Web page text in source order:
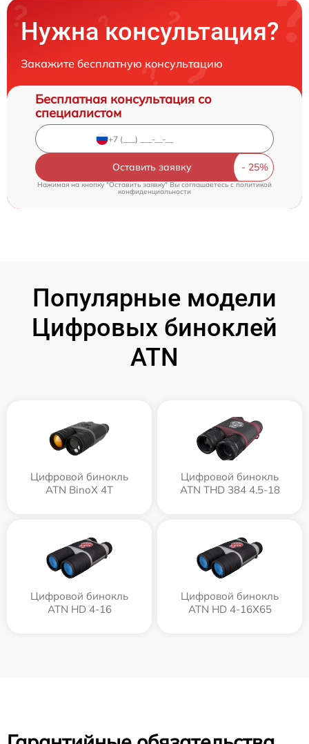
Нужна консультация?
Закажите бесплатную консультацию
Бесплатная консультация со
специалистом
Оставить заявку
Нажимая на кнопку "Оставить заявку" Вы соглашаетесь cполитикой
конфиденциальности
Популярные модели
Цифровых биноклей
ATN
Цифровой бинокль
ATN BinoX 4T
Цифровой бинокль
ATN THD 384 4.5-18
Цифровой бинокль
ATN HD 4-16
Цифровой бинокль
ATN HD 4-16X65